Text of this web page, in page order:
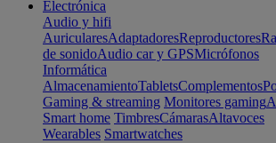
Electrónica
Audio y hifi
AuricularesAdaptadoresReproductores
de sonidoAudio car y GPSMicrófonos
Informática
AlmacenamientoTabletsComplementos
Gaming & streaming Monitores gaming
Smart home TimbresCámarasAltavoces
Wearables Smartwatches